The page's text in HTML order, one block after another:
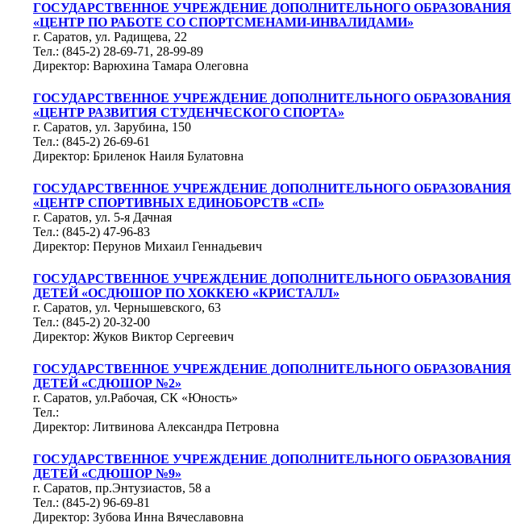
ГОСУДАРСТВЕННОЕ УЧРЕЖДЕНИЕ ДОПОЛНИТЕЛЬНОГО ОБРАЗОВАНИЯ
«ЦЕНТР ПО РАБОТЕ СО СПОРТСМЕНАМИ-ИНВАЛИДАМИ»
г. Саратов, ул. Радищева, 22
Тел.: (845-2) 28-69-71, 28-99-89
Директор: Варюхина Тамара Олеговна
ГОСУДАРСТВЕННОЕ УЧРЕЖДЕНИЕ ДОПОЛНИТЕЛЬНОГО ОБРАЗОВАНИЯ
«ЦЕНТР РАЗВИТИЯ СТУДЕНЧЕСКОГО СПОРТА»
г. Саратов, ул. Зарубина, 150
Тел.: (845-2) 26-69-61
Директор: Бриленок Наиля Булатовна
ГОСУДАРСТВЕННОЕ УЧРЕЖДЕНИЕ ДОПОЛНИТЕЛЬНОГО ОБРАЗОВАНИЯ
«ЦЕНТР СПОРТИВНЫХ ЕДИНОБОРСТВ «СП»
г. Саратов, ул. 5-я Дачная
Тел.: (845-2) 47-96-83
Директор: Перунов Михаил Геннадьевич
ГОСУДАРСТВЕННОЕ УЧРЕЖДЕНИЕ ДОПОЛНИТЕЛЬНОГО ОБРАЗОВАНИЯ
ДЕТЕЙ «ОСДЮШОР ПО ХОККЕЮ «КРИСТАЛЛ»
г. Саратов, ул. Чернышевского, 63
Тел.: (845-2) 20-32-00
Директор: Жуков Виктор Сергеевич
ГОСУДАРСТВЕННОЕ УЧРЕЖДЕНИЕ ДОПОЛНИТЕЛЬНОГО ОБРАЗОВАНИЯ
ДЕТЕЙ «СДЮШОР №2»
г. Саратов, ул.Рабочая, СК «Юность»
Тел.:
Директор: Литвинова Александра Петровна
ГОСУДАРСТВЕННОЕ УЧРЕЖДЕНИЕ ДОПОЛНИТЕЛЬНОГО ОБРАЗОВАНИЯ
ДЕТЕЙ «СДЮШОР №9»
г. Саратов, пр.Энтузиастов, 58 а
Тел.: (845-2) 96-69-81
Директор: Зубова Инна Вячеславовна